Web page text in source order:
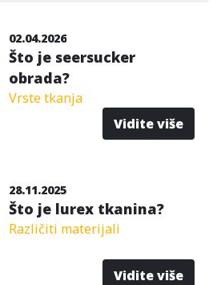
02.04.2026
Što je seersucker
obrada?
Vrste tkanja
Vidite više
28.11.2025
Što je lurex tkanina?
Različiti materijali
Vidite više